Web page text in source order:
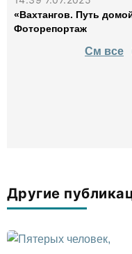
«Вахтангов. Путь
Фоторепортаж
См все
Другие